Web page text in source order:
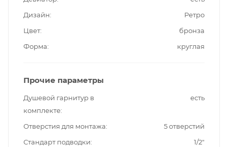
Дизайн
Ретро
Цвет
бронза
Форма
круглая
Прочие параметры
Душевой гарнитур в
комплекте
есть
Отверстия для монтажа
5 отверстий
Стандарт подводки
1/2"